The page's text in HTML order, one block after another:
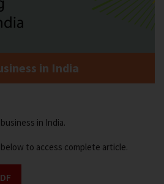
in India
in India.
to access complete article.